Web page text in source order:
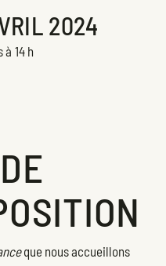
2024
14 h
que nous accueillons